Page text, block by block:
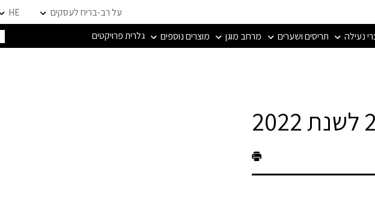
על רב-בריח לעסקים HE
נעילה תריסים ושערים מרחב מוגן מוצרים נוספים גלרית פרויקטים